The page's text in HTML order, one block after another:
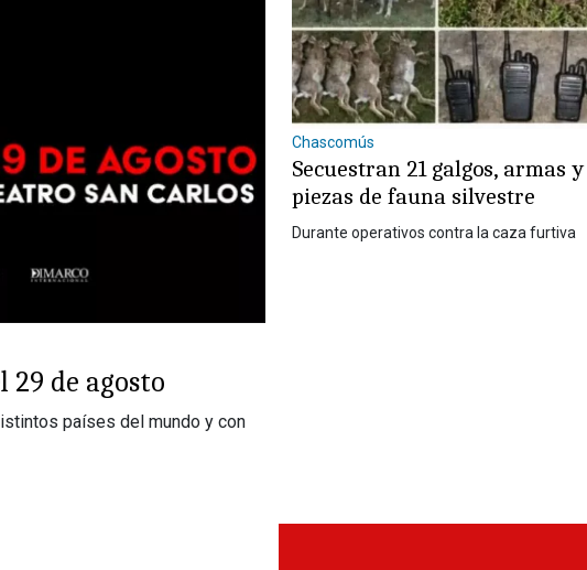
29 de agosto
países del mundo y con
Chascomús
Secuestran 21 galgos, armas y
piezas de fauna silvestre
Durante operativos contra la caza furtiva